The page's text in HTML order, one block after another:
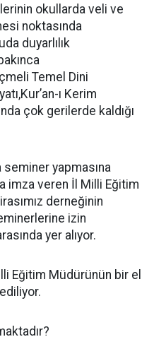
okullarda veli ve
noktasında
duyarlılık
Temel Dini
ı Kerim
çok gerilerde kaldığı
yapmasına
imza veren İl Milli Eğitim
derneğinin
izin
yer alıyor.
Eğitim Müdürünün bir el